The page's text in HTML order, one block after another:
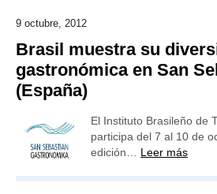
9 octubre, 2012
Brasil muestra su
gastronómica en San
(España)
El Instituto Brasileño de
participa del 7 al 10 de
edición… Leer más